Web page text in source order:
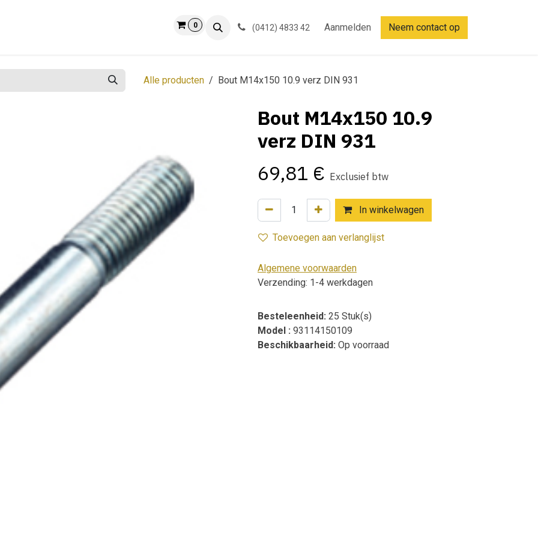
0 (0412) 4833 42 Aanmelden Neem contact op
Alle producten Bout M14x150 10.9 verz DIN 931
Bout M14x150 10.9
verz DIN 931
69,81 € Exclusief btw
In winkelwagen
Toevoegen aan verlanglijst
Algemene voorwaarden
Verzending: 1-4 werkdagen
Besteleenheid: 25 Stuk(s)
Model : 93114150109
Beschikbaarheid: Op voorraad